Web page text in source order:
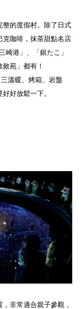
整的度假村。除了日式
克咖啡，抹茶甜點名店
崎港」、「銀たこ」
苑」都有！
溫暖、烤箱、岩盤
好放鬆一下。
非常適合親子參觀，